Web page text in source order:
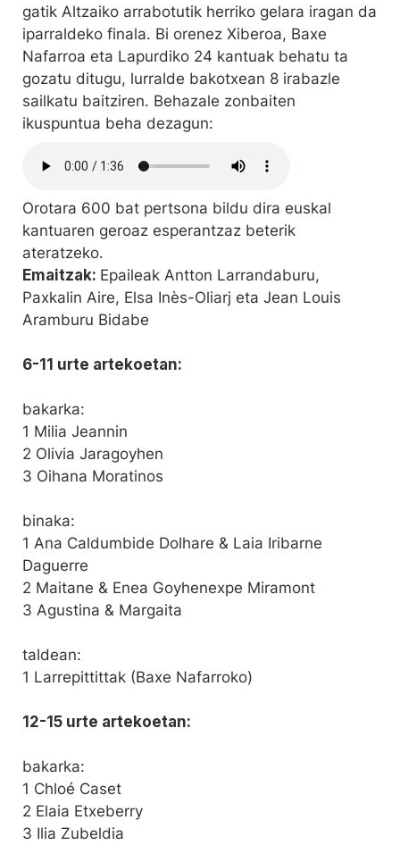
gatik Altzaiko arrabotutik herriko gelara iragan da
iparraldeko finala. Bi orenez Xiberoa, Baxe
Nafarroa eta Lapurdiko 24 kantuak behatu ta
gozatu ditugu, lurralde bakotxean 8 irabazle
sailkatu baitziren. Behazale zonbaiten
ikuspuntua beha dezagun:
Orotara 600 bat pertsona bildu dira euskal
kantuaren geroaz esperantzaz beterik
ateratzeko.
Emaitzak: Epaileak Antton Larrandaburu,
Paxkalin Aire, Elsa Inès-Oliarj eta Jean Louis
Aramburu Bidabe
6-11 urte artekoetan:
bakarka:
1 Milia Jeannin
2 Olivia Jaragoyhen
3 Oihana Moratinos
binaka:
1 Ana Caldumbide Dolhare & Laia Iribarne
Daguerre
2 Maitane & Enea Goyhenexpe Miramont
3 Agustina & Margaita
taldean:
1 Larrepittittak (Baxe Nafarroko)
12-15 urte artekoetan:
bakarka:
1 Chloé Caset
2 Elaia Etxeberry
3 Ilia Zubeldia